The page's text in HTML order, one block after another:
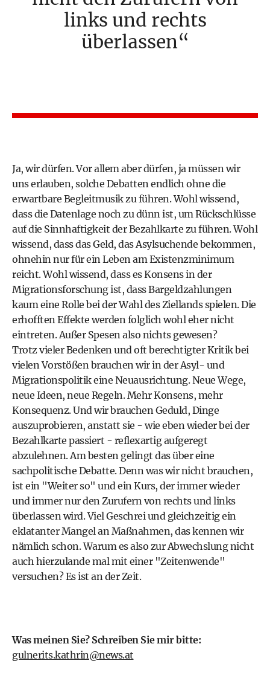
links und rechts
überlassen
Ja, wir dürfen. Vor allem aber dürfen, ja müssen wir
uns erlauben, solche Debatten endlich ohne die
erwartbare Begleitmusik zu führen. Wohl wissend,
dass die Datenlage noch zu dünn ist, um Rückschlüsse
auf die Sinnhaftigkeit der Bezahlkarte zu führen. Wohl
wissend, dass das Geld, das Asylsuchende bekommen,
ohnehin nur für ein Leben am Existenzminimum
reicht. Wohl wissend, dass es Konsens in der
Migrationsforschung ist, dass Bargeldzahlungen
kaum eine Rolle bei der Wahl des Ziellands spielen. Die
erhofften Effekte werden folglich wohl eher nicht
eintreten. Außer Spesen also nichts gewesen?
Trotz vieler Bedenken und oft berechtigter Kritik bei
vielen Vorstößen brauchen wir in der Asyl- und
Migrationspolitik eine Neuausrichtung. Neue Wege,
neue Ideen, neue Regeln. Mehr Konsens, mehr
Konsequenz. Und wir brauchen Geduld, Dinge
auszuprobieren, anstatt sie - wie eben wieder bei der
Bezahlkarte passiert - reflexartig aufgeregt
abzulehnen. Am besten gelingt das über eine
sachpolitische Debatte. Denn was wir nicht brauchen,
ist ein "Weiter so" und ein Kurs, der immer wieder
und immer nur den Zurufern von rechts und links
überlassen wird. Viel Geschrei und gleichzeitig ein
eklatanter Mangel an Maßnahmen, das kennen wir
nämlich schon. Warum es also zur Abwechslung nicht
auch hierzulande mal mit einer "Zeitenwende"
versuchen? Es ist an der Zeit.
Was meinen Sie? Schreiben Sie mir bitte:
gulnerits.kathrin@news.at